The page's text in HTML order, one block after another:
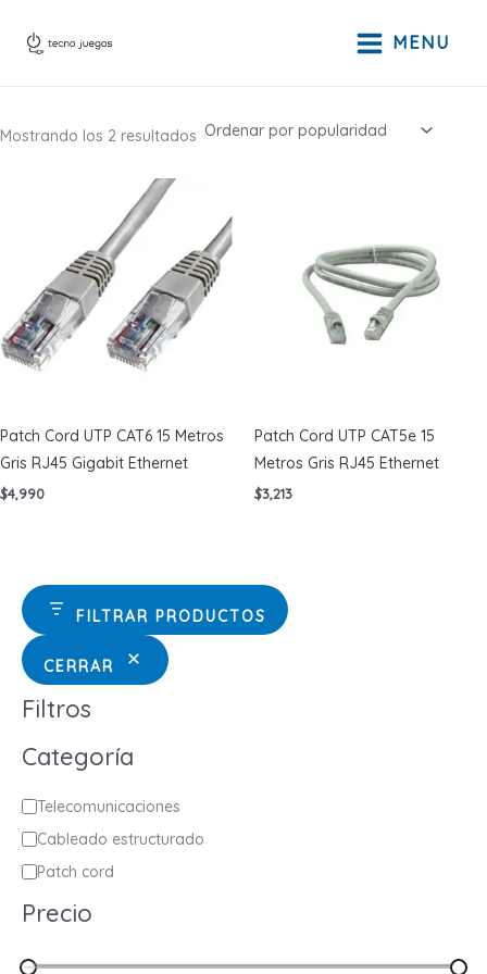
MENU
FILTRAR PRODUCTOS
CERRAR
Filtros
Categoría
C
a
t
g
o
Telecomunicaciones
Cableado estructurado
Patch cord
Precio
Mostrando los 2 resultados Ordenado
Patch Cord UTP CAT6 15 Metros
Gris RJ45 Gigabit Ethernet
$4,990
Patch Cord UTP CAT5e 15
Metros Gris RJ45 Ethernet
$3,213